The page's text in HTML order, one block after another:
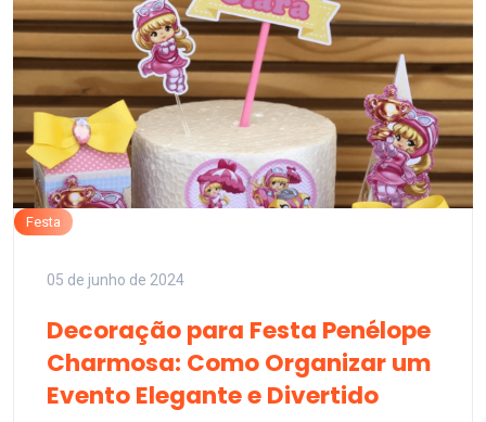
Festa
05 de junho de 2024
Decoração para Festa Penélope
Charmosa: Como Organizar um
Evento Elegante e Divertido